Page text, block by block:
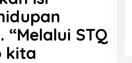
STQ
kita